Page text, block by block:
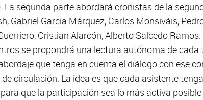
La segunda parte abordará cronistas de la
Gabriel García Márquez, Carlos Monsiváis,
Cristian Alarcón, Alberto Salcedo Ramos.
se propondrá una lectura autónoma de
que tenga en cuenta el diálogo con ese
circulación. La idea es que cada asistente
que la participación sea lo más activa